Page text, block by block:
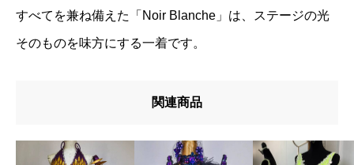
すべてを兼ね備えた「Noir Blanche」は、ステージの光
そのものを味方にする一着です。
関連商品